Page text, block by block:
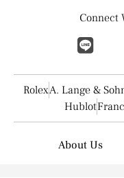
Connect
RolexA. Lange &
Hublot
About Us